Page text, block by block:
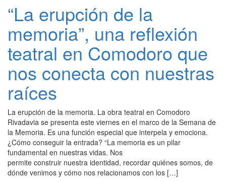
“La erupción de la
memoria”, una reflexión
teatral en Comodoro que
nos conecta con nuestras
raíces
La erupción de la memoria. La obra teatral en Comodoro
Rivadavia se presenta este viernes en el marco de la Semana de
la Memoria. Es una función especial que interpela y emociona.
¿Cómo conseguir la entrada? “La memoria es un pilar
fundamental en nuestras vidas. Nos
permite construir nuestra identidad, recordar quiénes somos, de
dónde venimos y cómo nos relacionamos con los […]